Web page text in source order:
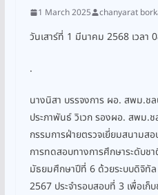
1 March 2025 chanyarat
วันเสาร์ที่ 1 มีนาคม 2568 เวลา
.
นางนิสา บรรจงการ ผอ. สพม.ช
ประภาพันธ์ วิเวก รองผอ. สพม.
กรรมการฝ่ายตรวจเยี่ยมสนามส
การทดสอบทางการศึกษาระดับ
มัธยมศึกษาปีที่ 6 ด้วยระบบดิจิทั
2567 ประจำรอบสอบที่ 3 เพื่อเก็